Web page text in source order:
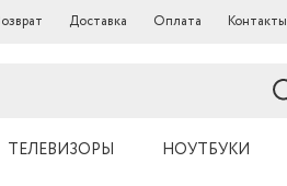
Доставка Оплата Контакты
ТЕЛЕВИЗОРЫ НОУТБУКИ